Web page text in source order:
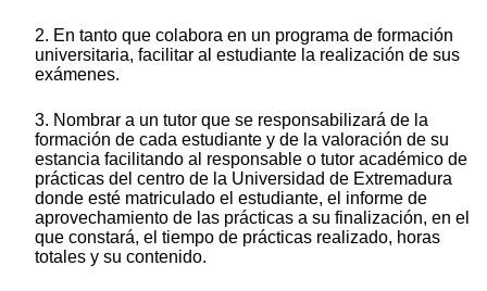
2. En tanto que colabora en un programa de formación
universitaria, facilitar al estudiante la realización de sus
exámenes.
3. Nombrar a un tutor que se responsabilizará de la
formación de cada estudiante y de la valoración de su
estancia facilitando al responsable o tutor académico de
prácticas del centro de la Universidad de Extremadura
donde esté matriculado el estudiante, el informe de
aprovechamiento de las prácticas a su finalización, en el
que constará, el tiempo de prácticas realizado, horas
totales y su contenido.